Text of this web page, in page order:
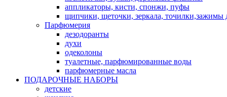
аппликаторы, кисти, спонжи, пуфы
щипчики, щеточки, зеркала, точилки,зажимы
Парфюмерия
дезодоранты
духи
одеколоны
туалетные, парфюмированные воды
парфюмерные масла
ПОДАРОЧНЫЕ НАБОРЫ
детские